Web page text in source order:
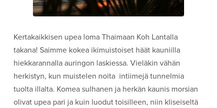
Kertakaikkisen upea loma Thaimaan Koh Lantalla
takana! Saimme kokea ikimuistoiset häät kauniilla
hiekkarannalla auringon laskiessa. Vieläkin vähän
herkistyn, kun muistelen noita intiimejä tunnelmia
tuolta illalta. Komea sulhanen ja herkän kaunis morsian
olivat upea pari ja kuin luodut toisilleen, niin kliseiseltä